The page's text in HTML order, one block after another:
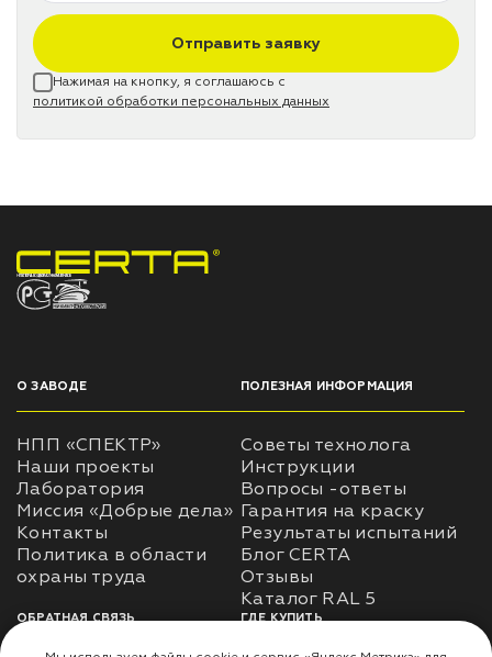
Отправить заявку
Нажимая на кнопку, я соглашаюсь с
политикой обработки персональных данных
НПП «СПЕКТР» ЗАВОД ЛАКОКРАСОЧНЫХ МАТЕРИАЛОВ
О ЗАВОДЕ
НПП «СПЕКТР»
Наши проекты
Лаборатория
Миссия «Добрые дела»
Контакты
Политика в области
ПОЛЕЗНАЯ ИНФОРМАЦИЯ
Советы технолога
Инструкции
Вопросы -ответы
Гарантия на краску
Результаты испытаний
Блог CERTA
Отзывы
Каталог RAL 5
ОБРАТНАЯ СВЯЗЬ ГДЕ КУПИТЬ